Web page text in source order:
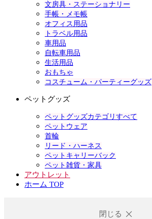
文房具・ステーショナリー
手帳・メモ帳
オフィス用品
トラベル用品
車用品
自転車用品
生活用品
おもちゃ
コスチューム・パーティーグッズ
ペットグッズ
ペットグッズカテゴリすべて
ペットウェア
首輪
リード・ハーネス
ペットキャリーバック
ペット雑貨・家具
アウトレット
ホーム TOP
閉じる